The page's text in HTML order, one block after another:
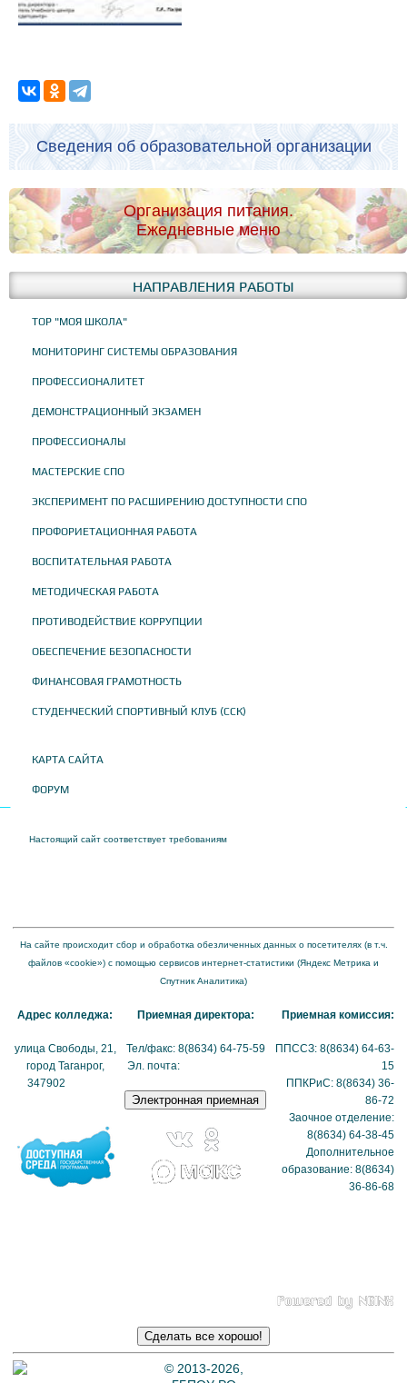
Сведения об образовательной организации
Организация питания.
Ежедневные меню
НАПРАВЛЕНИЯ РАБОТЫ
ТОР "МОЯ ШКОЛА"
МОНИТОРИНГ СИСТЕМЫ ОБРАЗОВАНИЯ
ПРОФЕССИОНАЛИТЕТ
ДЕМОНСТРАЦИОННЫЙ ЭКЗАМЕН
ПРОФЕССИОНАЛЫ
МАСТЕРСКИЕ СПО
ЭКСПЕРИМЕНТ ПО РАСШИРЕНИЮ ДОСТУПНОСТИ СПО
ПРОФОРИЕТАЦИОННАЯ РАБОТА
ВОСПИТАТЕЛЬНАЯ РАБОТА
МЕТОДИЧЕСКАЯ РАБОТА
ПРОТИВОДЕЙСТВИЕ КОРРУПЦИИ
ОБЕСПЕЧЕНИЕ БЕЗОПАСНОСТИ
ФИНАНСОВАЯ ГРАМОТНОСТЬ
СТУДЕНЧЕСКИЙ СПОРТИВНЫЙ КЛУБ (ССК)
КАРТА САЙТА
ФОРУМ
Настоящий сайт соответствует требованиям
На сайте происходит сбор и обработка обезличенных данных о посетителях (в т.ч.
файлов «cookie») с помощью сервисов интернет-статистики (Яндекс Метрика и
Спутник Аналитика)
Адрес колледжа:
улица Свободы, 21,
город Таганрог,
347902
Приемная директора:
Тел/факс: 8(8634) 64-75-59
Эл. почта:
Приемная комиссия:
ППССЗ: 8(8634) 64-63-
15
ППКРиС: 8(8634) 36-
86-72
Заочное отделение:
8(8634) 64-38-45
Дополнительное
образование: 8(8634)
36-86-68
© 2013-2026,